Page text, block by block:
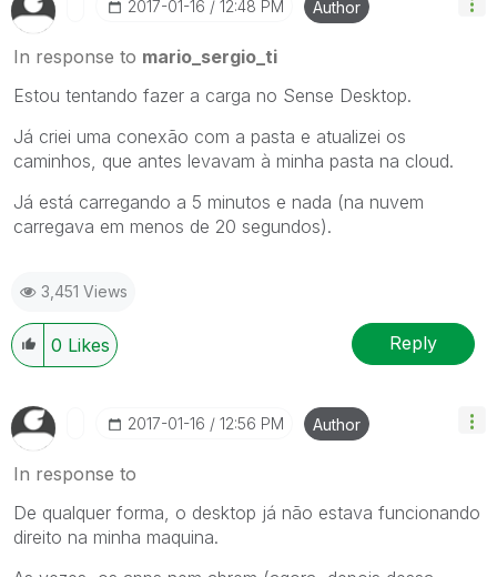
‎2017-01-16 12:48 PM Author
In response to mario_sergio_ti
Estou tentando fazer a carga no Sense Desktop.
Já criei uma conexão com a pasta e atualizei os
caminhos, que antes levavam à minha pasta na cloud.
Já está carregando a 5 minutos e nada (na nuvem
carregava em menos de 20 segundos).
3,451 Views
0 Likes Reply
‎2017-01-16 12:56 PM Author
In response to
De qualquer forma, o desktop já não estava funcionando
direito na minha maquina.